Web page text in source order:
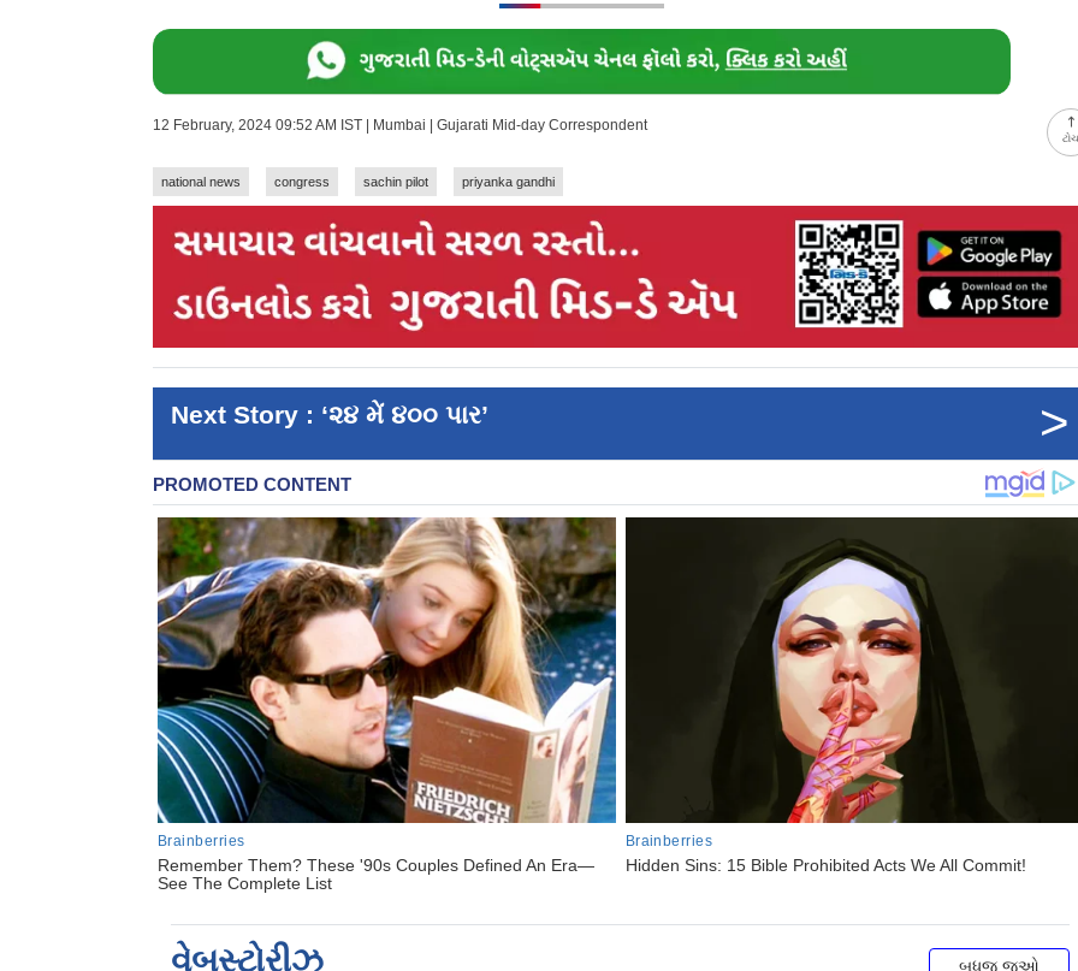
12 February, 2024 09:52 AM IST | Mumbai | Gujarati Mid-day Correspondent
national news congress sachin pilot priyanka gandhi
Next Story : ‘૨૪ મેં ૪૦૦ પાર’ >
વેબસ્ટોરીઝ બધુજ જુઓ